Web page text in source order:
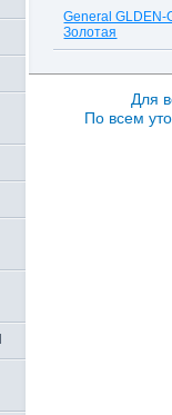
General
Золотая
Для
По всем